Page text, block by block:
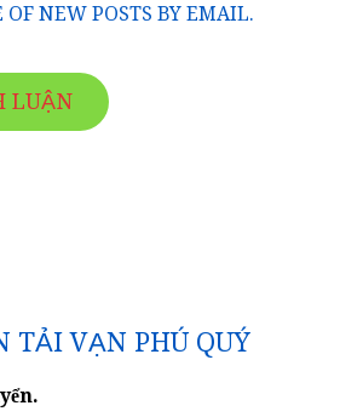
NEW POSTS BY EMAIL.
TẢI VẠN PHÚ QUÝ